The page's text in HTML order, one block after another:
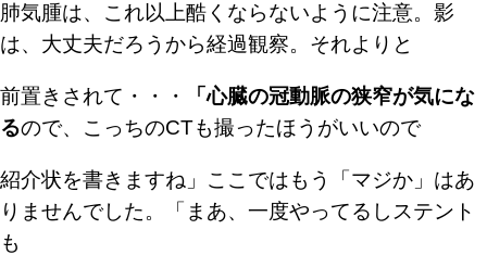
肺気腫は、これ以上酷くならないように注意。 影
は、大丈夫だろうから経過観察。それよりと
前置きされて・・・
「心臓の冠動脈の狭窄が気にな
るので、こっちのCTも撮ったほうがいいので
紹介状を書きますね」 ここではもう「マジか」はあ
りませんでした。
「まあ、一度やってるしステント
も